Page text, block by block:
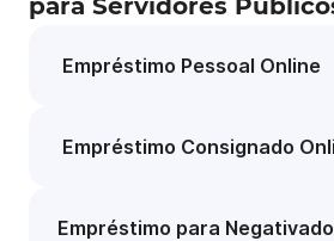
para Servidores
Empréstimo Pessoal Online
Empréstimo Consignado
Empréstimo para